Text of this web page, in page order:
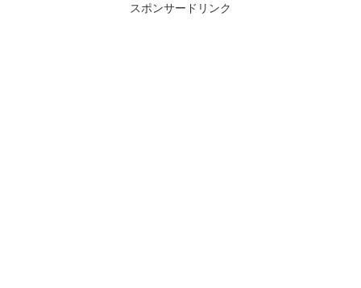
スポンサードリンク